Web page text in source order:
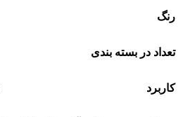
رنگ
تعداد در بسته بندی
کاربرد